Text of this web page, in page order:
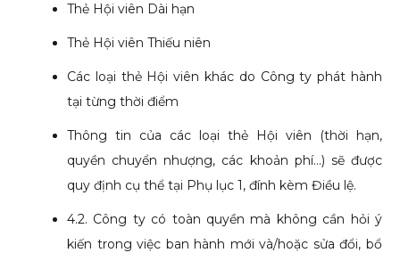
Thẻ Hội viên Dài hạn
Thẻ Hội viên Thiếu niên
Các loại thẻ Hội viên khác do Công ty phát hành
tại từng thời điểm
Thông tin của các loại thẻ Hội viên (thời hạn,
quyền chuyển nhượng, các khoản phí…) sẽ được
quy định cụ thể tại Phụ lục 1, đính kèm Điều lệ.
4.2. Công ty có toàn quyền mà không cần hỏi ý
kiến trong việc ban hành mới và/hoặc sửa đổi, bổ